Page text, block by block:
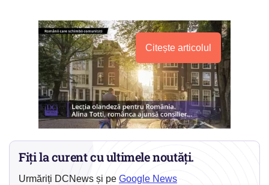
Citește articolul
Fiți la curent cu ultimele noutăți.
Urmăriți DCNews și pe Google News